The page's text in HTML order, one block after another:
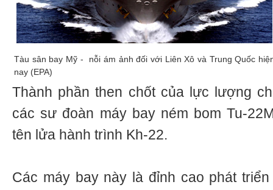
Tàu sân bay Mỹ - nỗi ám ảnh đối với Liên Xô và Trung Quốc
nay (EPA)
Thành phần then chốt của lực lượng
các sư đoàn máy bay ném bom Tu-
tên lửa hành trình Kh-22.
Các máy bay này là đỉnh cao phát